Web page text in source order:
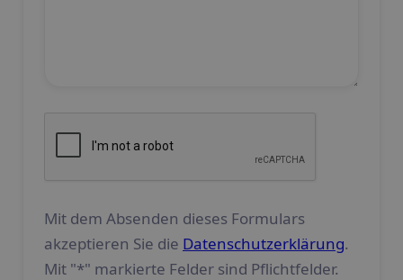
Mit dem Absenden dieses Formulars
akzeptieren Sie die Datenschutzerklärung.
Mit "*" markierte Felder sind Pflichtfelder.